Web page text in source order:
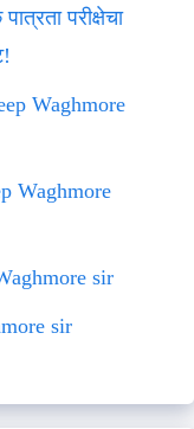
परीक्षेचा
Waghmore
Waghmore
sir
sir